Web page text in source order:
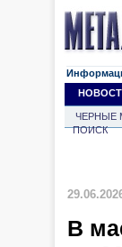
ЧЕРНЫЕ
ПОИСК
В